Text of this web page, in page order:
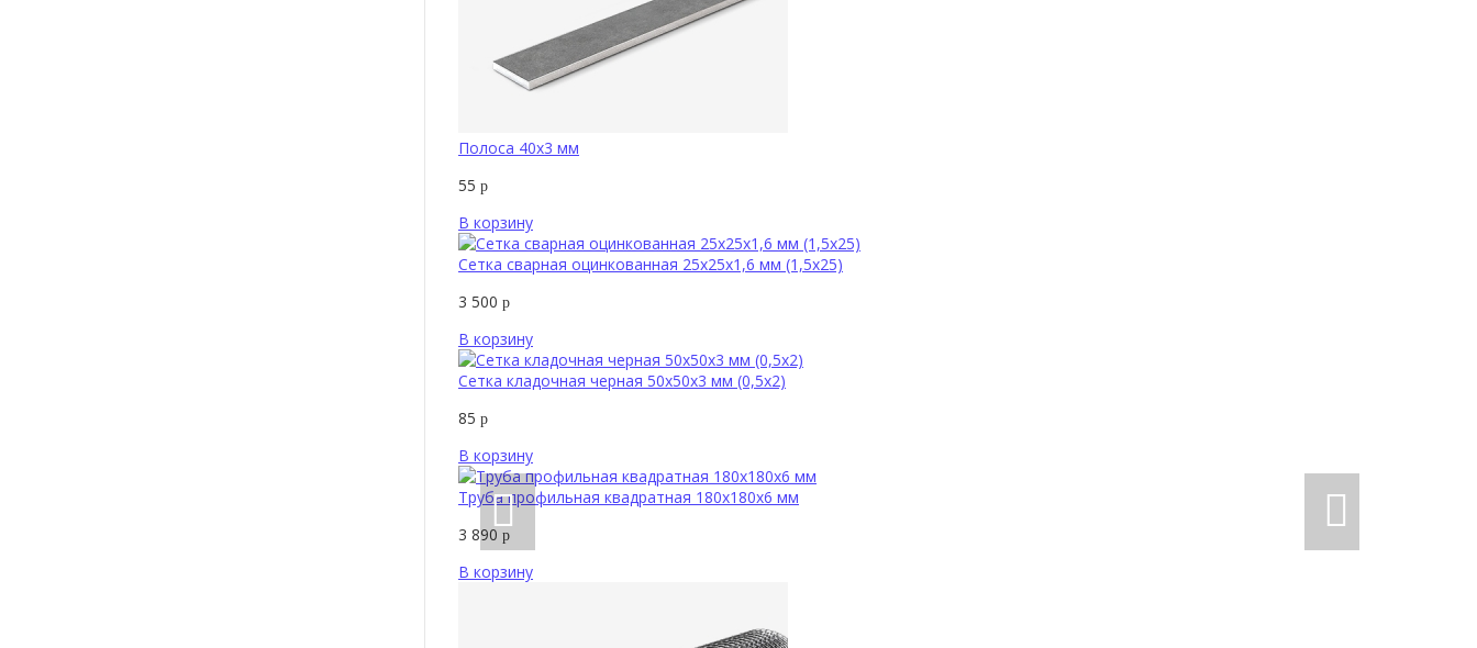
Полоса 40х3 мм
55 р
В корзину
Сетка сварная оцинкованная 25х25х1,6 мм (1,5х25)
3 500 р
В корзину
Сетка кладочная черная 50х50х3 мм (0,5х2)
85 р
В корзину
Труба профильная квадратная 180х180х6 мм
3 890 р
В корзину